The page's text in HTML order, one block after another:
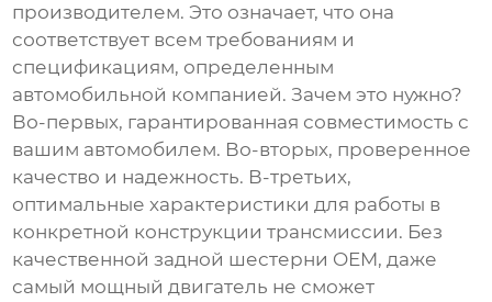
производителем. Это означает, что она
соответствует всем требованиям и
спецификациям, определенным
автомобильной компанией. Зачем это нужно?
Во-первых, гарантированная совместимость с
вашим автомобилем. Во-вторых, проверенное
качество и надежность. В-третьих,
оптимальные характеристики для работы в
конкретной конструкции трансмиссии. Без
качественнойзадной шестерни OEM, даже
самый мощный двигатель не сможет